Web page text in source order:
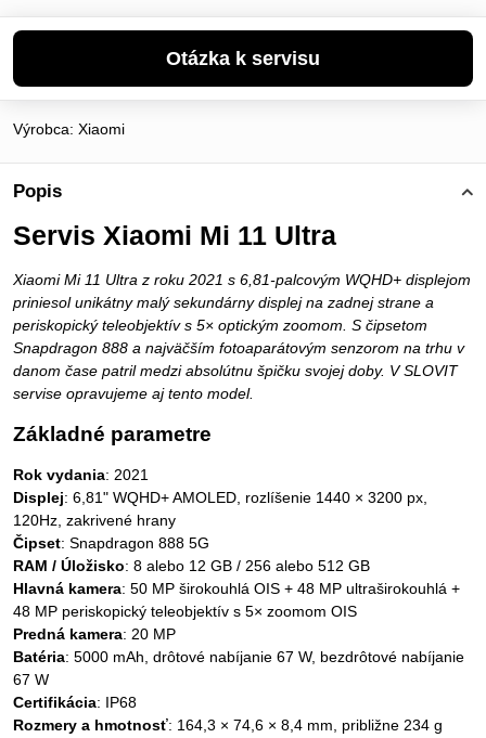
Výrobca: Xiaomi
Popis
Servis Xiaomi Mi 11 Ultra
Xiaomi Mi 11 Ultra z roku 2021 s 6,81-palcovým WQHD+ displejom
priniesol unikátny malý sekundárny displej na zadnej strane a
periskopický teleobjektív s 5× optickým zoomom. S čipsetom
Snapdragon 888 a najväčším fotoaparátovým senzorom na trhu v
danom čase patril medzi absolútnu špičku svojej doby. V SLOVIT
servise opravujeme aj tento model.
Základné parametre
Rok vydania: 2021
Displej: 6,81" WQHD+ AMOLED, rozlíšenie 1440 × 3200 px,
120Hz, zakrivené hrany
Čipset: Snapdragon 888 5G
RAM / Úložisko: 8 alebo 12 GB / 256 alebo 512 GB
Hlavná kamera: 50 MP širokouhlá OIS + 48 MP ultraširokouhlá +
48 MP periskopický teleobjektív s 5× zoomom OIS
Predná kamera: 20 MP
Batéria: 5000 mAh, drôtové nabíjanie 67 W, bezdrôtové nabíjanie
67 W
Certifikácia: IP68
Rozmery a hmotnosť: 164,3 × 74,6 × 8,4 mm, približne 234 g